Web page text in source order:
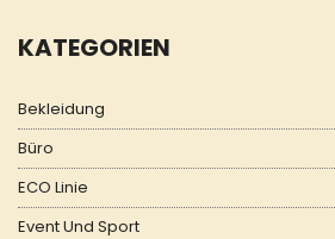
KATEGORIEN
Bekleidung
Büro
ECO Linie
Event Und Sport